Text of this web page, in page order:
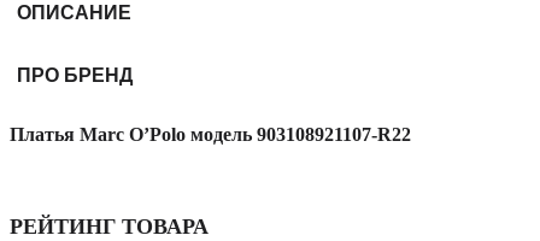
ОПИСАНИЕ
ПРО БРЕНД
Платья Marc O’Polo модель 903108921107-R22
РЕЙТИНГ ТОВАРА